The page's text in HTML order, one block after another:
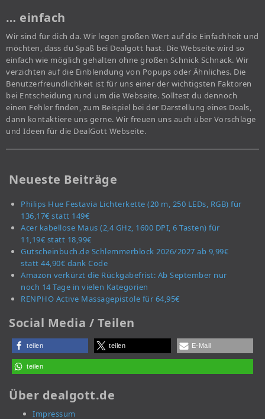
… einfach
Wir sind für dich da. Wir legen großen Wert auf die Einfachheit und
möchten, dass du Spaß bei Dealgott hast. Die Webseite wird so
einfach wie möglich gehalten ohne großen Schnick Schnack. Wir
verzichten auf die Einblendung von Popups oder Ähnliches. Die
Benutzerfreundlichkeit ist für uns einer der wichtigsten Faktoren
bei Entscheidung rund um die Webseite. Solltest du dennoch
einen Fehler finden, zum Beispiel bei der Darstellung eines Deals,
dann kontaktiere uns gerne. Wir freuen uns auch über Vorschläge
und Ideen für die DealGott Webseite.
Neueste Beiträge
Philips Hue Festavia Lichterkette (20 m, 250 LEDs, RGB) für
136,17€ statt 149€
Acer kabellose Maus (2,4 GHz, 1600 DPI, 6 Tasten) für
11,19€ statt 18,99€
Gutscheinbuch.de Schlemmerblock 2026/2027 ab 9,99€
statt 44,90€ dank Code
Amazon verkürzt die Rückgabefrist: Ab September nur
noch 14 Tage in vielen Kategorien
RENPHO Active Massagepistole für 64,95€
Social Media / Teilen
teilen teilen E-Mail
teilen
Über dealgott.de
Impressum